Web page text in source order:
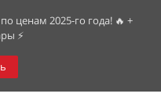
ценам 2025-го года! 🔥 +
⚡️